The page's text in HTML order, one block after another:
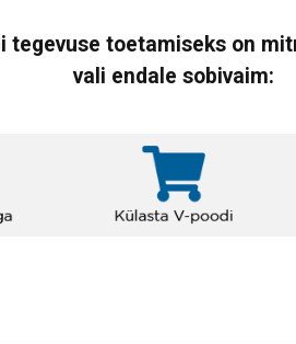
tegevuse toetamiseks on
vali endale sobivaim: